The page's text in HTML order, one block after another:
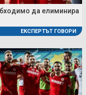
да елиминира
ЕКСПЕРТЪТ ГОВОРИ